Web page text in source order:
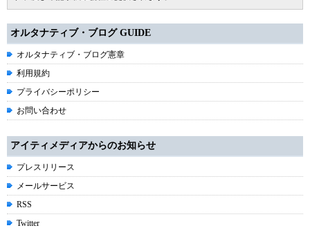
オルタナティブ・ブログ GUIDE
オルタナティブ・ブログ憲章
利用規約
プライバシーポリシー
お問い合わせ
アイティメディアからのお知らせ
プレスリリース
メールサービス
RSS
Twitter